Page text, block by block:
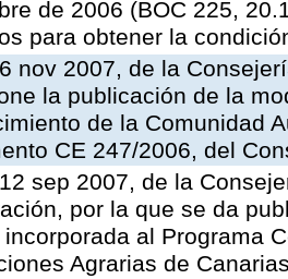
de 2006 (BOC 225,
para obtener la
nov 2007, de la
la publicación de la
de la Comunidad
CE 247/2006, del
sep 2007, de la
por la que se da
al Programa
Agrarias de